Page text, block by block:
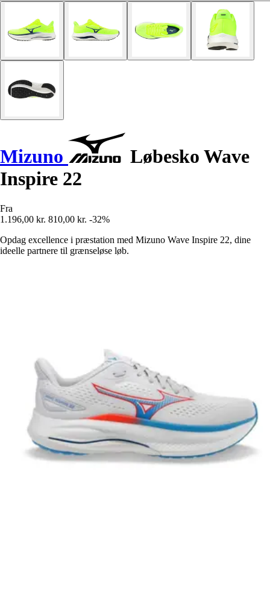
Mizuno
Løbesko Wave
Inspire 22
Fra
1.196,00 kr. 810,00 kr. -32%
Opdag excellence i præstation med Mizuno Wave Inspire 22, dine
ideelle partnere til grænseløse løb.